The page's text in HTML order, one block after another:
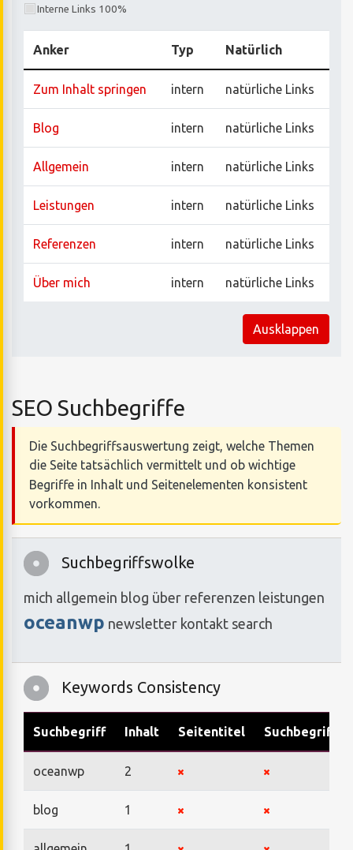
Interne Links 100%
Anker Typ Natürlich
Zum Inhalt springen intern natürliche Links
Blog intern natürliche Links
Allgemein intern natürliche Links
Leistungen intern natürliche Links
Referenzen intern natürliche Links
Über mich intern natürliche Links
Ausklappen
SEO Suchbegriffe
Die Suchbegriffsauswertung zeigt, welche Themen
die Seite tatsächlich vermittelt und ob wichtige
Begriffe in Inhalt und Seitenelementen konsistent
vorkommen.
Suchbegriffswolke
mich allgemein blog über referenzen leistungen
oceanwp newsletter kontakt search
Keywords Consistency
Suchbegriff Inhalt Seitentitel Suchbegriffe
oceanwp 2
blog 1